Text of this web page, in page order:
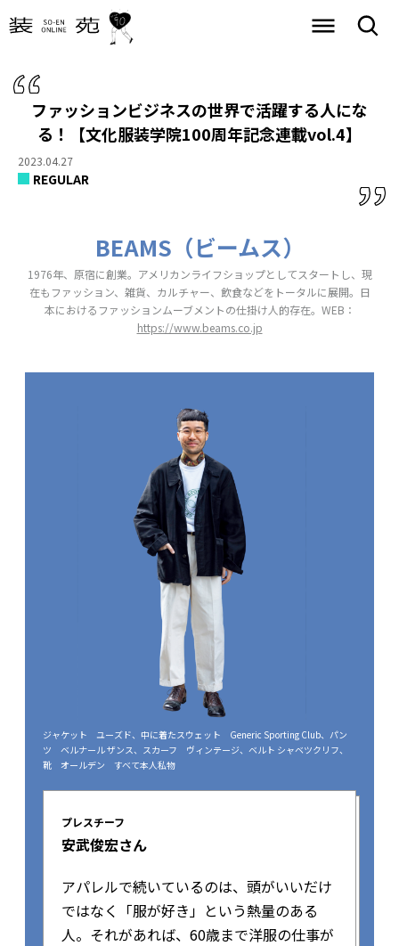
ファッションビジネスの世界で活躍する人にな
る！
【文化服装学院100周年記念連載vol.4】
2023.04.27
REGULAR
BEAMS （ビームス）
1976年、原宿に創業。アメリカンライフショップとしてスタートし、現
在もファッション、雑貨、カルチャー、飲食などをトータルに展開。日
本におけるファッションムーブメントの仕掛け人的存在。WEB：
https://www.beams.co.jp
ジャケット ユーズド、中に着たスウェット Generic Sporting Club、パン
ツ ベルナール ザンス、スカーフ ヴィンテージ、ベルト シャベツクリフ、
靴 オールデン すべて本人私物
プレスチーフ
安武俊宏さん
アパレルで続いているのは、頭がいいだけ
ではなく「服が好き」という熱量のある
人。それがあれば、60歳まで洋服の仕事が